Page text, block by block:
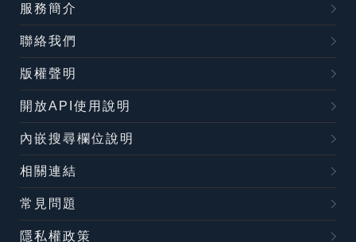
服務簡介
聯絡我們
版權聲明
開放API使用說明
內嵌搜尋欄位說明
相關連結
常見問題
隱私權政策